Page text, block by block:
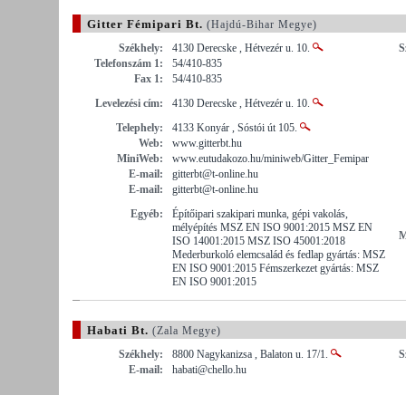
Gitter Fémipari Bt. (Hajdú-Bihar Megye)
Székhely:
4130 Derecske , Hétvezér u. 10.
Telefonszám 1:
54/410-835
Fax 1:
54/410-835
Levelezési cím:
4130 Derecske , Hétvezér u. 10.
Telephely:
4133 Konyár , Sóstói út 105.
Web:
www.gitterbt.hu
MiniWeb:
www.eutudakozo.hu/miniweb/Gitter_Femipar
E-mail:
gitterbt@t-online.hu
E-mail:
gitterbt@t-online.hu
Egyéb:
Építőipari szakipari munka, gépi vakolás,
mélyépítés MSZ EN ISO 9001:2015 MSZ EN
ISO 14001:2015 MSZ ISO 45001:2018
Mederburkoló elemcsalád és fedlap gyártás: MSZ
EN ISO 9001:2015 Fémszerkezet gyártás: MSZ
EN ISO 9001:2015
Habati Bt. (Zala Megye)
Székhely:
8800 Nagykanizsa , Balaton u. 17/1.
E-mail:
habati@chello.hu